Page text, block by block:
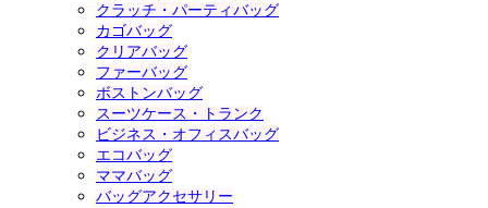
クラッチ・パーティバッグ
カゴバッグ
クリアバッグ
ファーバッグ
ボストンバッグ
スーツケース・トランク
ビジネス・オフィスバッグ
エコバッグ
ママバッグ
バッグアクセサリー